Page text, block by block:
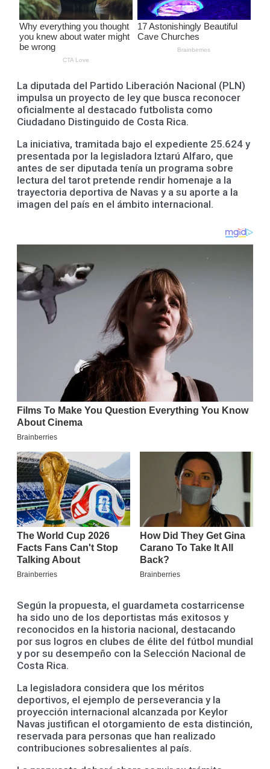
La diputada del Partido Liberación Nacional (PLN)
impulsa un proyecto de ley que busca reconocer
oficialmente al destacado futbolista como
Ciudadano Distinguido de Costa Rica.
La iniciativa, tramitada bajo el expediente 25.624 y
presentada por la legisladora Iztarú Alfaro, que
antes de ser diputada tenía un programa sobre
lectura del tarot pretende rendir homenaje a la
trayectoria deportiva de Navas y a su aporte a la
imagen del país en el ámbito internacional.
Según la propuesta, el guardameta costarricense
ha sido uno de los deportistas más exitosos y
reconocidos en la historia nacional, destacando
por sus logros en clubes de élite del fútbol mundial
y por su desempeño con la Selección Nacional de
Costa Rica.
La legisladora considera que los méritos
deportivos, el ejemplo de perseverancia y la
proyección internacional alcanzada por Keylor
Navas justifican el otorgamiento de esta distinción,
reservada para personas que han realizado
contribuciones sobresalientes al país.